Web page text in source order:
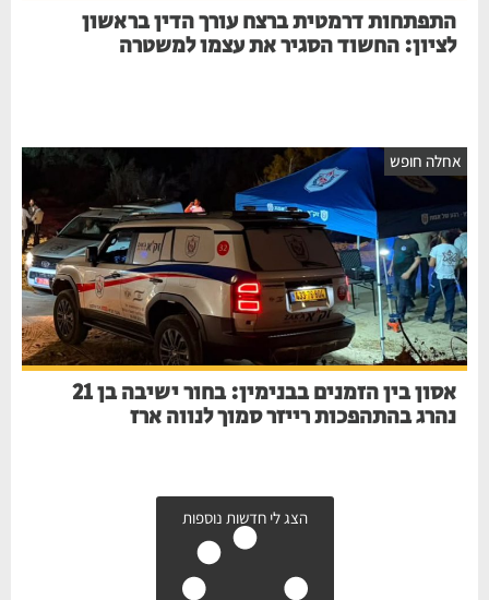
התפתחות דרמטית ברצח עורך הדין בראשון
לציון: החשוד הסגיר את עצמו למשטרה
חופש
אסון בין הזמנים בבנימין: בחור ישיבה בן 21
נהרג בהתהפכות רייזר סמוך לנווה ארז
הצג לי חדשות נוספות